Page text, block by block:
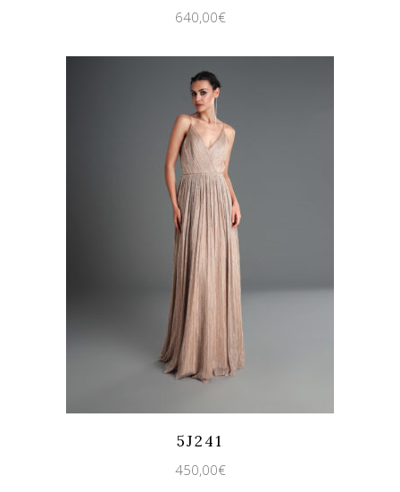
640,00€
5J241
450,00€